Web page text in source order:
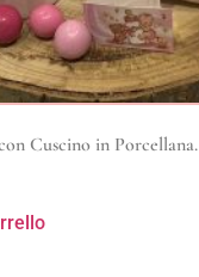
Cuscino in Porcellana.